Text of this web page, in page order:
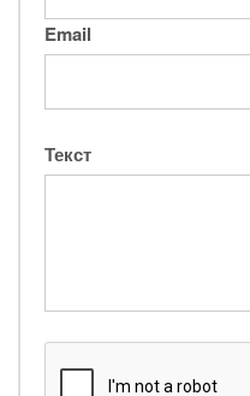
Email
Текст